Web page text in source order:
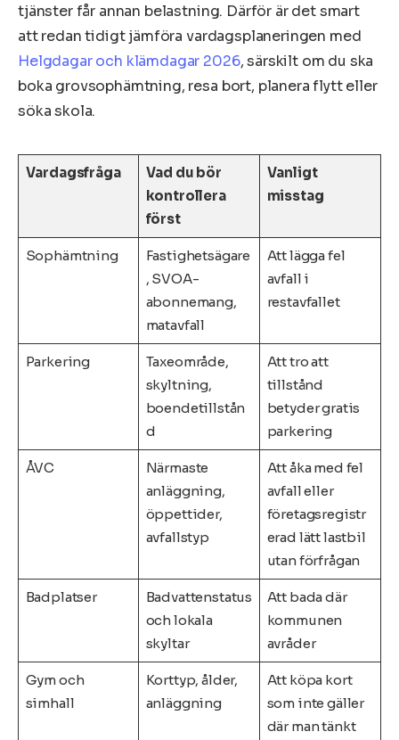
tjänster får annan belastning. Därför är det smart
att redan tidigt jämföra vardagsplaneringen med
Helgdagar och klämdagar 2026, särskilt om du ska
boka grovsophämtning, resa bort, planera flytt eller
söka skola.
Vardagsfråga
Vad du bör
kontrollera
först
Vanligt
misstag
Sophämtning
Fastighetsägare
, SVOA-
abonnemang,
matavfall
Att lägga fel
avfall i
restavfallet
Parkering
Taxeområde,
skyltning,
boendetillstån
d
Att tro att
tillstånd
betyder gratis
parkering
ÅVC
Närmaste
anläggning,
öppettider,
avfallstyp
Att åka med fel
avfall eller
företagsregistr
erad lätt lastbil
utan förfrågan
Badplatser
Badvattenstatus
och lokala
skyltar
Att bada där
kommunen
avråder
Gym och
simhall
Korttyp, ålder,
anläggning
Att köpa kort
som inte gäller
där man tänkt